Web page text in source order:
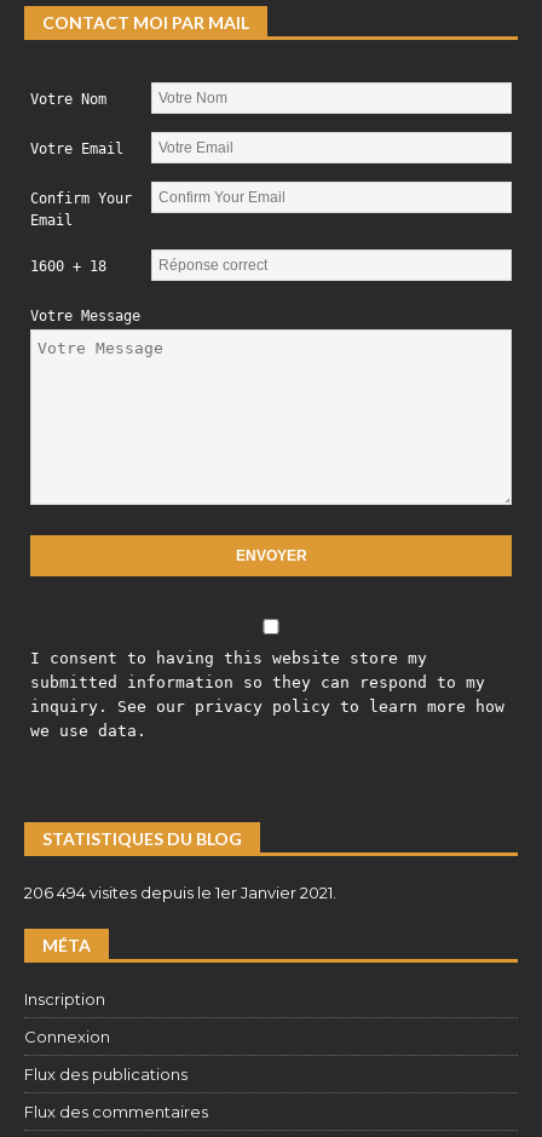
CONTACT MOI PAR MAIL
Votre Nom
Votre Email
Confirm Your
Email
1600 + 18
Votre Message
I consent to having this website store my
submitted information so they can respond to my
inquiry. See our privacy policy to learn more how
we use data.
STATISTIQUES DU BLOG
206 494 visites depuis le 1er Janvier 2021.
MÉTA
Inscription
Connexion
Flux des publications
Flux des commentaires